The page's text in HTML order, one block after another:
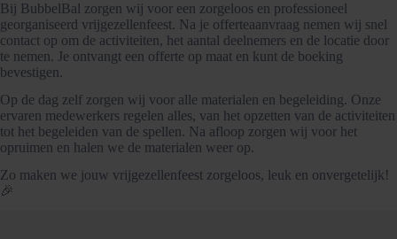
Bij BubbelBal zorgen wij voor een zorgeloos en professioneel
georganiseerd vrijgezellenfeest. Na je offerteaanvraag nemen wij snel
contact op om de activiteiten, het aantal deelnemers en de locatie door
te nemen. Je ontvangt een offerte op maat en kunt de boeking
bevestigen.
Op de dag zelf zorgen wij voor alle materialen en begeleiding. Onze
ervaren medewerkers regelen alles, van het opzetten van de activiteiten
tot het begeleiden van de spellen. Na afloop zorgen wij voor het
opruimen en halen we de materialen weer op.
Zo maken we jouw vrijgezellenfeest zorgeloos, leuk en onvergetelijk!
🎉